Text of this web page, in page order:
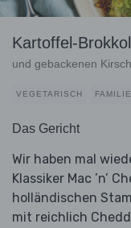
Kartoffel-
und gebackenen
VEGETARISCH
Das Gericht
Wir haben mal
Klassiker Mac ’n’
holländischen
mit reichlich